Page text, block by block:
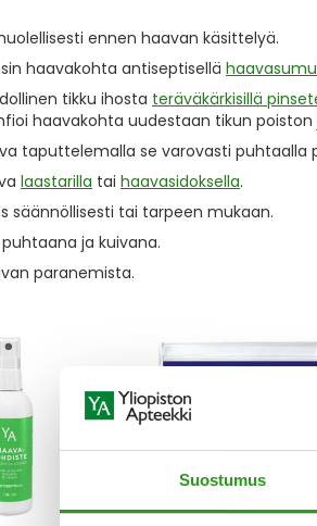
Suostumus
ennen haavan käsittelyä.
haavakohta antiseptisellä
tikku ihosta teräväkärkisillä
haavakohta uudestaan tikun poiston
taputtelemalla se varovasti puhtaalla
laastarilla tai haavasidoksella.
säännöllisesti tai tarpeen mukaan.
ja kuivana.
paranemista.